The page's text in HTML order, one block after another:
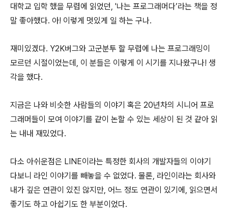
대학교 입학 했을 무렵에 읽었던, '나는 프로그래머다’라는 책을 정
말 좋아했다. 아! 이렇게 멋있게 일 하는 구나.
재미있겠다. Y2K버그와 고군분투 할 무렵에 나는 프로그래밍이
모르던 시절이었는데, 이 분들은 이렇게 이 시기를 지나왔구나! 생
각을 했다.
지금은 나와 비슷한 사람들의 이야기 혹은 20년차의 시니어 프로
그래머들이 모여 이야기를 같이 논할 수 있는 세상이 된 것 같아 읽
는 내내 재밌었다.
다소 아쉬운점은 LINE이라는 특정한 회사의 개발자들의 이야기
다보니 라인 이야기를 빼놓을 수 없었다. 물론, 라인이라는 회사와
내가 깊은 연관이 있진 않지만, 어느 정도 연관이 있기에, 읽으면서
좋기도 하고 아쉽기도 한 부분이었다.